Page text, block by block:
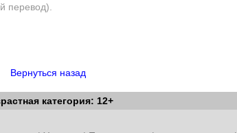
перевод).
Вернуться назад
категория: 12+